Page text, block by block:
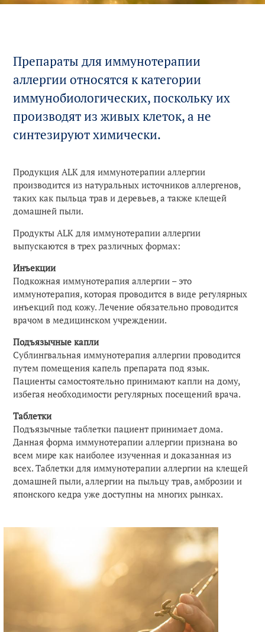
Пресс-центр
Истории
Конфиденциальность
ALK в мире
Владельцы
Рациональное
использование ресурсов
Выберите страну
Препараты для иммунотерапии
аллергии относятся к категории
иммунобиологических, поскольку их
производят из живых клеток, а не
синтезируют химически.
Продукция ALK для иммунотерапии аллергии
производится из натуральных источников аллергенов,
таких как пыльца трав и деревьев, а также клещей
домашней пыли.
Продукты ALK для иммунотерапии аллергии
выпускаются в трех различных формах:
Инъекции
Подкожная иммунотерапия аллергии – это
иммунотерапия, которая проводится в виде регулярных
инъекций под кожу. Лечение обязательно проводится
врачом в медицинском учреждении.
Подъязычные капли
Сублингвальная иммунотерапия аллергии проводится
путем помещения капель препарата под язык.
Пациенты самостоятельно принимают капли на дому,
избегая необходимости регулярных посещений врача.
Таблетки
Подъязычные таблетки пациент принимает дома.
Данная форма иммунотерапии аллергии признана во
всем мире как наиболее изученная и доказанная из
всех. Таблетки для иммунотерапии аллергии на клещей
домашней пыли, аллергии на пыльцу трав, амброзии и
японского кедра уже доступны на многих рынках.